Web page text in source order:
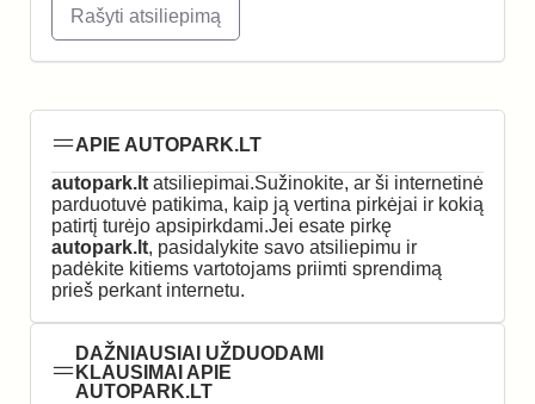
Rašyti atsiliepimą
APIE AUTOPARK.LT
autopark.lt atsiliepimai.Sužinokite, ar ši internetinė
parduotuvė patikima, kaip ją vertina pirkėjai ir kokią
patirtį turėjo apsipirkdami.Jei esate pirkę
autopark.lt, pasidalykite savo atsiliepimu ir
padėkite kitiems vartotojams priimti sprendimą
prieš perkant internetu.
DAŽNIAUSIAI UŽDUODAMI
KLAUSIMAI APIE
AUTOPARK.LT